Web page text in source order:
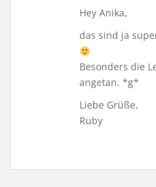
Hey Anika,
das sind ja
Besonders die
angetan. *g*
Liebe Grüße,
Ruby